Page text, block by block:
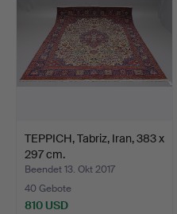
TEPPICH, Tabriz, Iran, 383 x
297 cm.
Beendet 13. Okt 2017
40 Gebote
810 USD